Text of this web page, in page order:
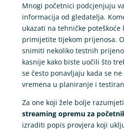
Mnogi početnici podcjenjuju
informacija od gledatelja.
ukazati na tehničke poteškoće
primijetite tijekom prijenosa.
snimiti nekoliko testnih
kasnije kako biste uočili što
se često ponavljaju kada se
vremena u planiranje i
Za one koji žele bolje razumjeti
streaming opremu za
izraditi popis provjera koji